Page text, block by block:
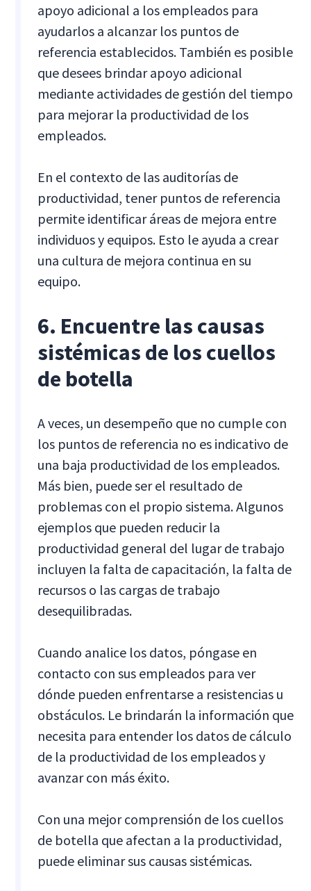
apoyo adicional a los empleados para
ayudarlos a alcanzar los puntos de
referencia establecidos. También es posible
que desees brindar apoyo adicional
mediante actividades de gestión del tiempo
para mejorar la productividad de los
empleados.
En el contexto de las auditorías de
productividad, tener puntos de referencia
permite identificar áreas de mejora entre
individuos y equipos. Esto le ayuda a crear
una cultura de mejora continua en su
equipo.
6. Encuentre las causas
sistémicas de los cuellos
de botella
A veces, un desempeño que no cumple con
los puntos de referencia no es indicativo de
una baja productividad de los empleados.
Más bien, puede ser el resultado de
problemas con el propio sistema. Algunos
ejemplos que pueden reducir la
productividad general del lugar de trabajo
incluyen la falta de capacitación, la falta de
recursos o las cargas de trabajo
desequilibradas.
Cuando analice los datos, póngase en
contacto con sus empleados para ver
dónde pueden enfrentarse a resistencias u
obstáculos. Le brindarán la información que
necesita para entender los datos de cálculo
de la productividad de los empleados y
avanzar con más éxito.
Con una mejor comprensión de los cuellos
de botella que afectan a la productividad,
puede eliminar sus causas sistémicas.